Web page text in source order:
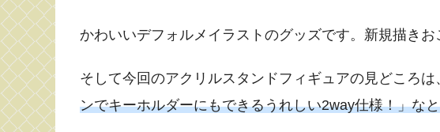
かわいいデフォルメイラストのグッズです。新規描き
そして今回のアクリルスタンドフィギュアの見どころは
ンでキーホルダーにもできるうれしい2way仕様！」な